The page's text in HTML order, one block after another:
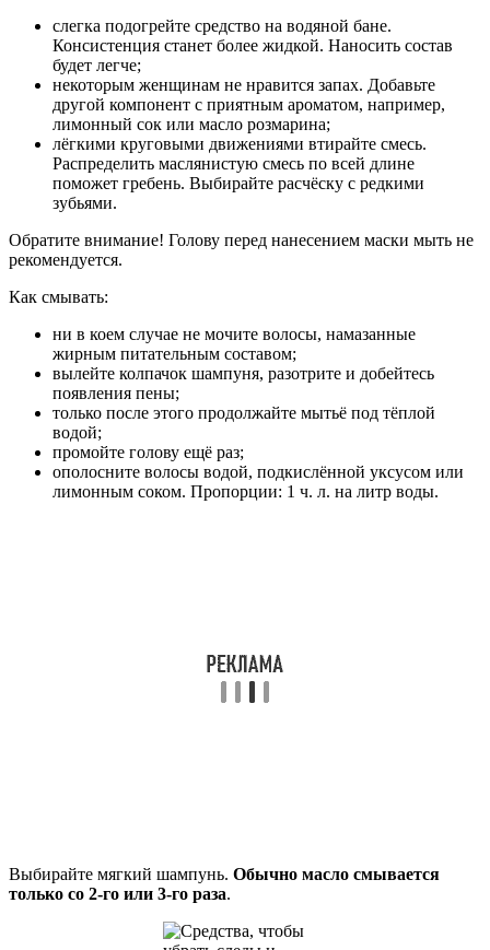
слегка подогрейте средство на водяной бане.
Консистенция станет более жидкой. Наносить состав
будет легче;
некоторым женщинам не нравится запах. Добавьте
другой компонент с приятным ароматом, например,
лимонный сок или масло розмарина;
лёгкими круговыми движениями втирайте смесь.
Распределить маслянистую смесь по всей длине
поможет гребень. Выбирайте расчёску с редкими
зубьями.
Обратите внимание! Голову перед нанесением маски мыть не
рекомендуется.
Как смывать:
ни в коем случае не мочите волосы, намазанные
жирным питательным составом;
вылейте колпачок шампуня, разотрите и добейтесь
появления пены;
только после этого продолжайте мытьё под тёплой
водой;
промойте голову ещё раз;
ополосните волосы водой, подкислённой уксусом или
лимонным соком. Пропорции: 1 ч. л. на литр воды.
Выбирайте мягкий шампунь. Обычно масло смывается
только со 2-го или 3-го раза.